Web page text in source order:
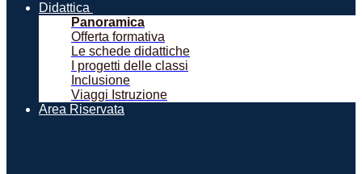
Didattica
Panoramica
Offerta formativa
Le schede didattiche
I progetti delle classi
Inclusione
Viaggi Istruzione
Area Riservata